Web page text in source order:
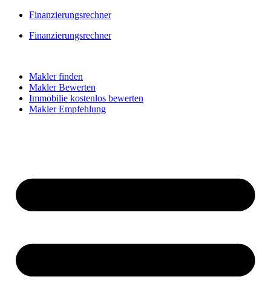
Skip
content
Finanzierungsrechner
Finanzierungsrechner
Makler finden
Makler Bewerten
Immobilie kostenlos bewerten
Makler Empfehlung